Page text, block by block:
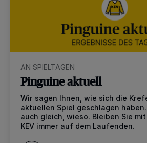
AN SPIELTAGEN
Pinguine aktuell
Wir sagen Ihnen, wie sich die
aktuellen Spiel geschlagen
auch gleich, wieso. Bleiben Sie
KEV immer auf dem Laufenden.